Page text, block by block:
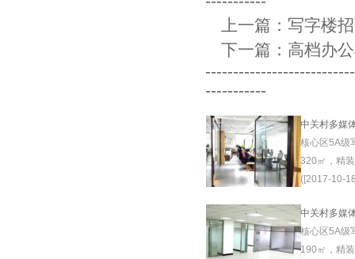
上一篇：写字楼
下一篇： 高档办
-----------
中关村多媒
核心区5A级
320㎡，精
([2017-10-
中关村多媒
核心区5A级
190㎡，精